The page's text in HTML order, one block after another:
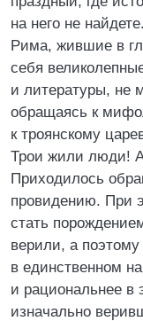
на него не
Рима, жившие в
себя
и литературы, не
обращаясь к
к троянскому
Трои жили люди!
Приходилось
провидению. При
стать
верили, а поэтому
в единственном
и рациональнее в
изначально